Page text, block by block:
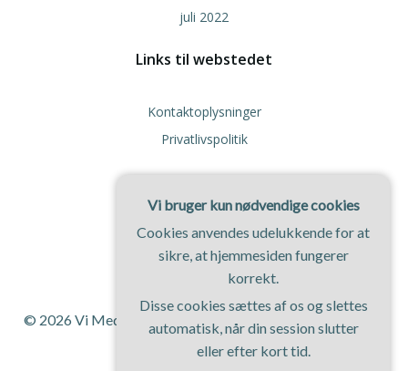
juli 2022
Links til webstedet
Kontaktoplysninger
Privatlivspolitik
© 2026 Vi Med Hund. Bygget ved at bruge WordPress og
ColibriWP Theme
.
Vi bruger kun nødvendige cookies
Cookies anvendes udelukkende for at
sikre, at hjemmesiden fungerer
korrekt.
Disse cookies sættes af os og slettes
automatisk, når din session slutter
eller efter kort tid.